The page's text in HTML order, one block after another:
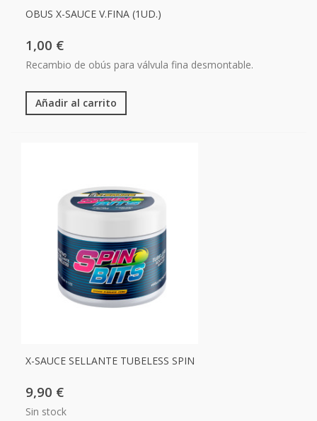
OBUS X-SAUCE V.FINA (1UD.)
1,00 €
Recambio de obús para válvula fina desmontable.
Añadir al carrito
X-SAUCE SELLANTE TUBELESS SPIN
9,90 €
Sin stock